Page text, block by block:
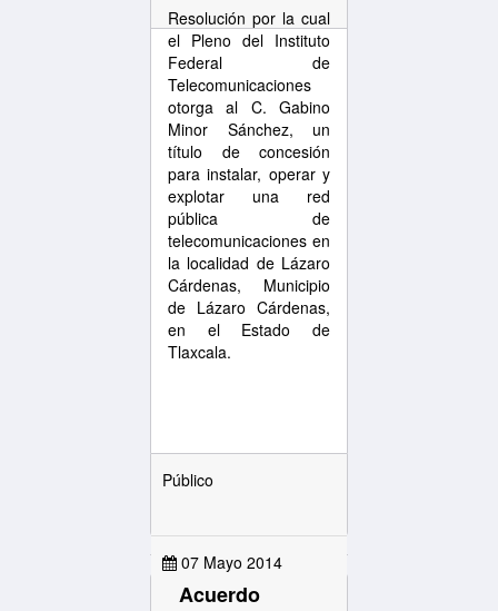
Resolución por la cual
el Pleno del Instituto
Federal de
Telecomunicaciones
otorga al C. Gabino
Minor Sánchez, un
título de concesión
para instalar, operar y
explotar una red
pública de
telecomunicaciones en
la localidad de Lázaro
Cárdenas, Municipio
de Lázaro Cárdenas,
en el Estado de
Tlaxcala.
Público
07 Mayo 2014
Acuerdo